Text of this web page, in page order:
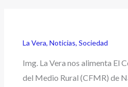
La Vera,Noticias,Sociedad
Img. La Vera nos alimenta El
del Medio Rural (CFMR) de